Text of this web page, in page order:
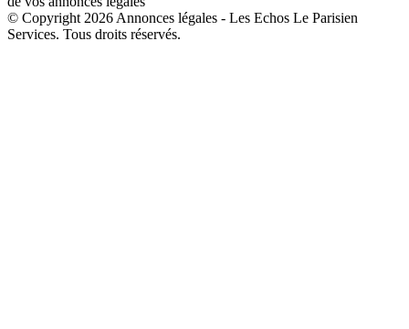
© Copyright 2026 Annonces légales - Les Echos Le Parisien
Services. Tous droits réservés.